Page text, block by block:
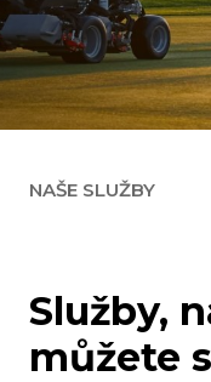
NAŠE SLUŽBY
Služby,
můžete